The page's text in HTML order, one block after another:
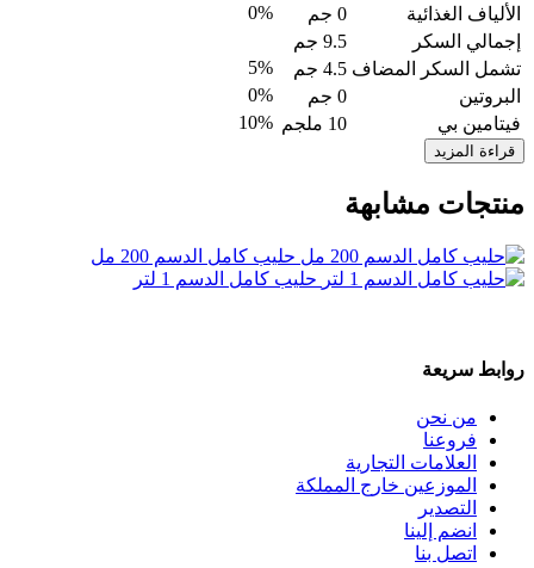
الألياف الغذائية
0 جم
0%
إجمالي السكر
9.5 جم
تشمل السكر المضاف 4.5 جم
5%
البروتين
0 جم
0%
فيتامين بي
10 ملجم 10%
قراءة المزيد
منتجات مشابهة
حليب كامل الدسم 200 مل
حليب كامل الدسم 1 لتر
روابط سريعة
من نحن
فروعنا
العلامات التجارية
الموزعين خارج المملكة
التصدير
انضم إلينا
اتصل بنا